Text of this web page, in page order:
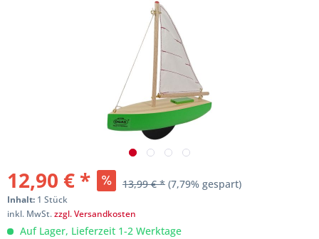
12,90 € * 13,99 € * (7,79% gespart)
Inhalt: 1 Stück
inkl. MwSt.zzgl. Versandkosten
Auf Lager, Lieferzeit 1-2 Werktage